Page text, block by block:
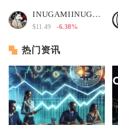
INUGAMIINUGAMI币
$11.49 -6.38%
热门资讯